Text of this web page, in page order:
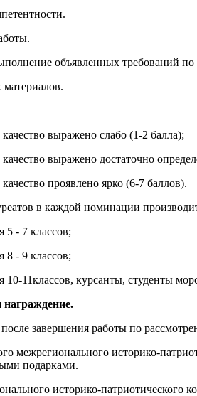
объявленных требований
выражено слабо (1-2 балла);
выражено достаточно
проявлено ярко (6-7 баллов).
в каждой номинации
5 - 7 классов;
8 - 9 классов;
10-11классов, курсанты, студенты
награждение.
завершения работы по
межрегионального историко-
подарками.
историко-патриотического